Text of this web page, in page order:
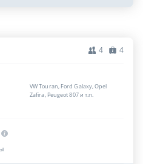
4 4
VW Touran, Ford Galaxy, Opel
Zafira, Peugeot 807 и т.п.